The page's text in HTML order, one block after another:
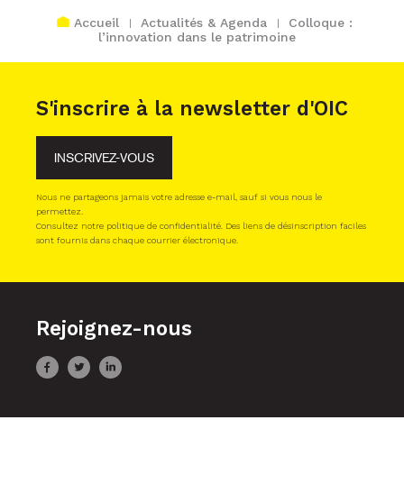
Accueil Actualités & Agenda
Colloque :
l’innovation dans le patrimoine
S'inscrire à la newsletter d'OIC
INSCRIVEZ-VOUS
Nous ne partageons jamais votre adresse e-mail, sauf si vous nous le
permettez.
Consultez notre politique de confidentialité. Des liens de désinscription faciles
sont fournis dans chaque courrier électronique.
Rejoignez-nous